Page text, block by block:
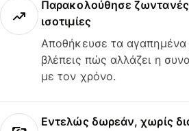
Παρακολούθησε
ισοτιμίες
Αποθήκευσε τα αγαπημένα
βλέπεις πώς αλλάζει η
με τον χρόνο.
Εντελώς δωρεάν, χωρίς